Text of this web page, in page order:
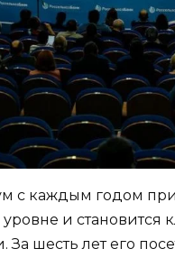
с каждым годом
и становится
За шесть лет его